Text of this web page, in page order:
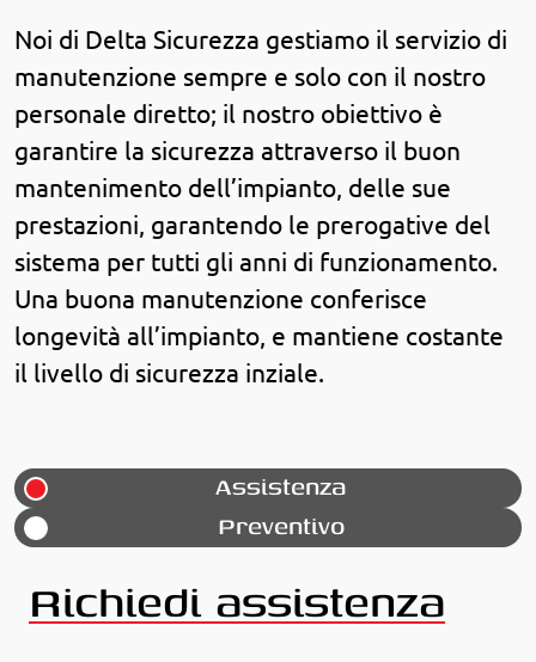
Noi di Delta Sicurezza gestiamo il servizio di
manutenzione sempre e solo con il nostro
personale diretto; il nostro obiettivo è
garantire la sicurezza attraverso il buon
mantenimento dell’impianto, delle sue
prestazioni, garantendo le prerogative del
sistema per tutti gli anni di funzionamento.
Una buona manutenzione conferisce
longevità all’impianto, e mantiene costante
il livello di sicurezza inziale.
Assistenza
Preventivo
Richiedi assistenza